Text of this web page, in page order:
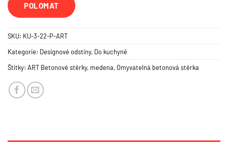
POLOMAT
SKU: KU-3-22-P-ART
Kategorie: Designové odstíny, Do kuchyně
Štítky: ART Betonové stěrky, medena, Omyvatelná betonová stěrka